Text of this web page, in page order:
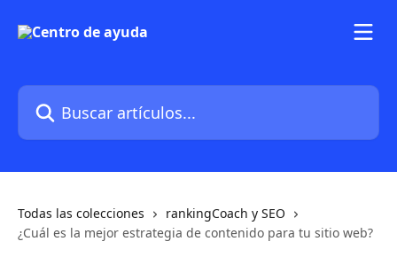
Buscar artículos...
Todas las colecciones
rankingCoach y SEO
¿Cuál es la mejor estrategia de contenido para tu sitio web?